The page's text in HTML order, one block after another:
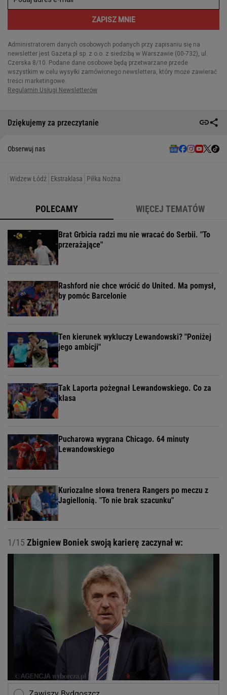
Dziękujemy za przeczytanie
Obserwuj nas
Widzew Łódź Ekstraklasa Piłka Nożna
POLECAMY WIĘCEJ TEMATÓW
Brat Grbicia radzi mu nie wracać do Serbii. "To
przerażające"
Rashford nie chce wrócić do United. Ma pomysł,
by pomóc Barcelonie
Ten kierunek wykluczy Lewandowski? "Poniżej
jego ambicji"
Tak Laporta pożegnał Lewandowskiego. Co za
klasa
Pucharowa wygrana Chicago. 64 minuty
Lewandowskiego
Kuriozalne słowa trenera Rangers po meczu z
Jagiellonią. "To nie brak szacunku"
1/15 Zbigniew Boniek swoją karierę zaczynał w: